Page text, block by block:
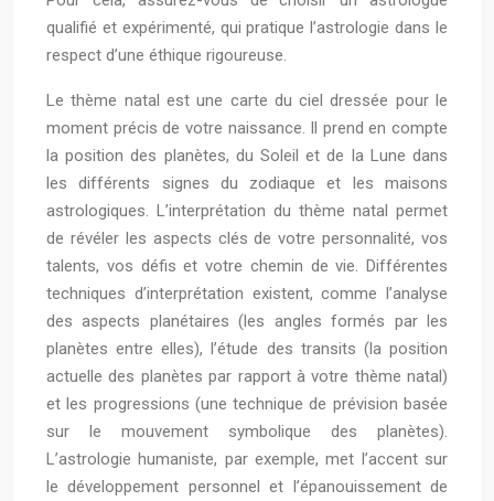
qualifié et expérimenté, qui pratique l’astrologie dans le
respect d’une éthique rigoureuse.
Le thème natal est une carte du ciel dressée pour le
moment précis de votre naissance. Il prend en compte
la position des planètes, du Soleil et de la Lune dans
les différents signes du zodiaque et les maisons
astrologiques. L’interprétation du thème natal permet
de révéler les aspects clés de votre personnalité, vos
talents, vos défis et votre chemin de vie. Différentes
techniques d’interprétation existent, comme l’analyse
des aspects planétaires (les angles formés par les
planètes entre elles), l’étude des transits (la position
actuelle des planètes par rapport à votre thème natal)
et les progressions (une technique de prévision basée
sur le mouvement symbolique des planètes).
L’astrologie humaniste, par exemple, met l’accent sur
le développement personnel et l’épanouissement de